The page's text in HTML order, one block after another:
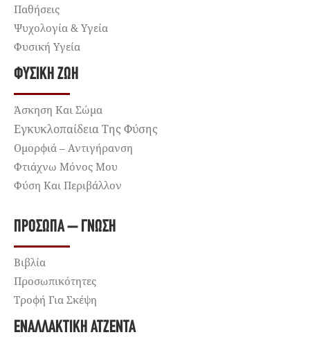
Παθήσεις
Ψυχολογία & Υγεία
Φυσική Υγεία
ΦΥΣΙΚΉ ΖΩΉ
Άσκηση Και Σώμα
Εγκυκλοπαίδεια Της Φύσης
Ομορφιά – Αντιγήρανση
Φτιάχνω Μόνος Μου
Φύση Και Περιβάλλον
ΠΡΌΣΩΠΑ – ΓΝΏΣΗ
Βιβλία
Προσωπικότητες
Τροφή Για Σκέψη
ΕΝΑΛΛΑΚΤΙΚΉ ΑΤΖΈΝΤΑ